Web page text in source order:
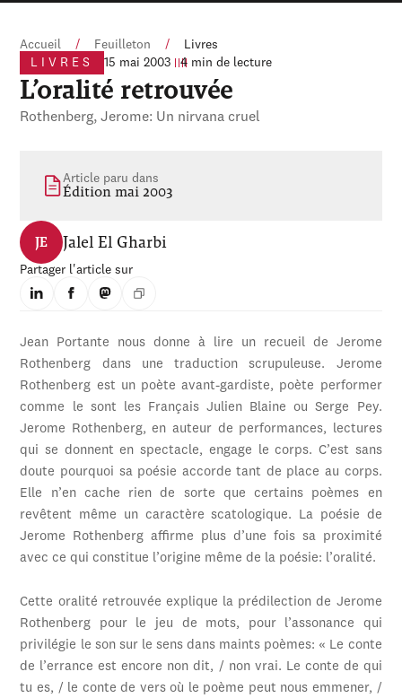
Accueil / Feuilleton /
Livres
LIVRES
15 mai 2003 4 min de lecture
L’oralité retrouvée
Rothenberg, Jerome: Un nirvana cruel
Article paru dans
Édition mai 2003
JE Jalel El Gharbi
Partager l'article sur
Jean Portante nous donne à lire un recueil de Jerome
Rothenberg dans une traduction scrupuleuse. Jerome
Rothenberg est un poète avant-gardiste, poète performer
comme le sont les Français Julien Blaine ou Serge Pey.
Jerome Rothenberg, en auteur de performances, lectures
qui se donnent en spectacle, engage le corps. C’est sans
doute pourquoi sa poésie accorde tant de place au corps.
Elle n’en cache rien de sorte que certains poèmes en
revêtent même un caractère scatologique. La poésie de
Jerome Rothenberg affirme plus d’une fois sa proximité
avec ce qui constitue l’origine même de la poésie: l’oralité.
Cette oralité retrouvée explique la prédilection de Jerome
Rothenberg pour le jeu de mots, pour l’assonance qui
privilégie le son sur le sens dans maints poèmes: « Le conte
de l’errance est encore non dit, / non vrai. Le conte de qui
tu es, / le conte de vers où le poème peut nous emmener, /